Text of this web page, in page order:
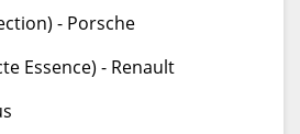
- Porsche
Essence) - Renault